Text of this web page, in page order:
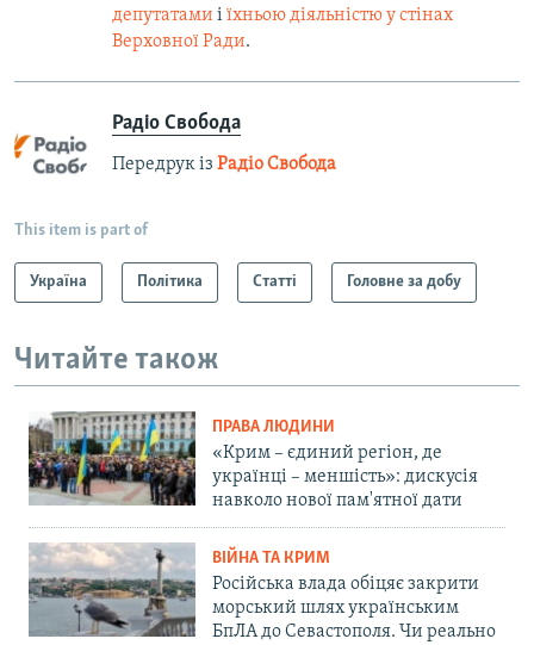
депутатами і їхньою діяльністю у стінах
Верховної Ради.
Радіо Свобода
Передрук із Радіо Свобода
This item is part of
Україна Політика Статті Головне за добу
Читайте також
ПРАВА ЛЮДИНИ
«Крим – єдиний регіон, де
українці – меншість»: дискусія
навколо нової пам'ятної дати
ВІЙНА ТА КРИМ
Російська влада обіцяє закрити
морський шлях українським
БпЛА до Севастополя. Чи реально